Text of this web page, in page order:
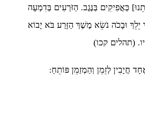
כַּאֲפִיקִים בַּנֶּגֶב. הַזֹּרְעִים בְּדִמְעָה
יֵלֵךְ וּבָכֹה נֹשֵׂא מֶשֶׁךְ הַזָּרַע בֹּא יָבוֹא
(תהלים קכו)
חֲיָבִין לְזֵמֵן וְהַמְזַמֵן פּוֹתֵחַ: